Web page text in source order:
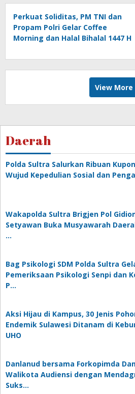
Perkuat Soliditas, PM TNI dan
Propam Polri Gelar Coffee
Morning dan Halal Bihalal 1447 H
View More
Daerah
Polda Sultra Salurkan Ribuan
Wujud Kepedulian Sosial dan
Wakapolda Sultra Brigjen Pol
Setyawan Buka Musyawarah
…
Bag Psikologi SDM Polda Sultra
Pemeriksaan Psikologi Senpi dan
P…
‎Aksi Hijau di Kampus, 30 Jenis
Endemik Sulawesi Ditanam di
UHO
Danlanud bersama Forkopimda
Walikota Audiensi dengan
Suks…